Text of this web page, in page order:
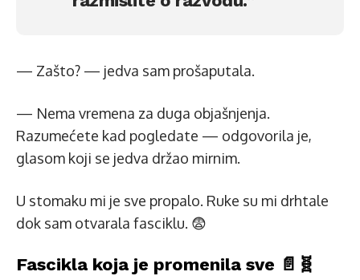
— Zašto? — jedva sam prošaputala.
— Nema vremena za duga objašnjenja.
Razumećete kad pogledate — odgovorila je,
glasom koji se jedva držao mirnim.
U stomaku mi je sve propalo. Ruke su mi drhtale
dok sam otvarala fasciklu. 😨
Fascikla koja je promenila sve 📄🧬